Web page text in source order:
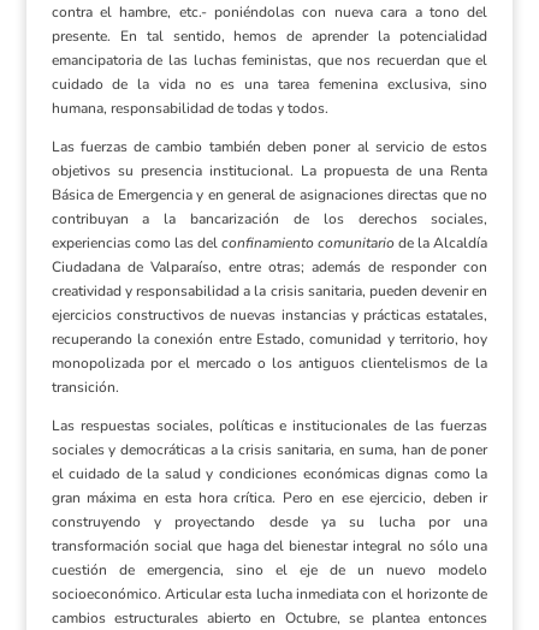
contra el hambre, etc.- poniéndolas con nueva cara a tono del
presente. En tal sentido, hemos de aprender la potencialidad
emancipatoria de las luchas feministas, que nos recuerdan que el
cuidado de la vida no es una tarea femenina exclusiva, sino
humana, responsabilidad de todas y todos.
Las fuerzas de cambio también deben poner al servicio de estos
objetivos su presencia institucional. La propuesta de una Renta
Básica de Emergencia y en general de asignaciones directas que no
contribuyan a la bancarización de los derechos sociales,
experiencias como las delconfinamiento comunitariode la Alcaldía
Ciudadana de Valparaíso, entre otras; además de responder con
creatividad y responsabilidad a la crisis sanitaria, pueden devenir en
ejercicios constructivos de nuevas instancias y prácticas estatales,
recuperando la conexión entre Estado, comunidad y territorio, hoy
monopolizada por el mercado o los antiguos clientelismos de la
transición.
Las respuestas sociales, políticas e institucionales de las fuerzas
sociales y democráticas a la crisis sanitaria, en suma, han de poner
el cuidado de la salud y condiciones económicas dignas como la
gran máxima en esta hora crítica. Pero en ese ejercicio, deben ir
construyendo y proyectando desde ya su lucha por una
transformación social que haga del bienestar integral no sólo una
cuestión de emergencia, sino el eje de un nuevo modelo
socioeconómico. Articular esta lucha inmediata con el horizonte de
cambios estructurales abierto en Octubre, se plantea entonces